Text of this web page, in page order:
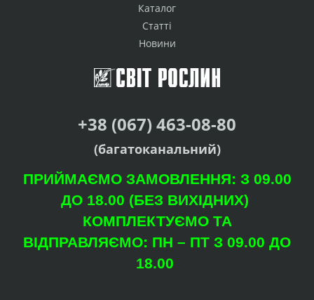
Каталог
Статті
Новини
+38 (067) 463-08-80
(багатоканальний)
ПРИЙМАЄМО ЗАМОВЛЕННЯ: З 09.00
ДО 18.00 (БЕЗ ВИХІДНИХ)
КОМПЛЕКТУЄМО ТА
ВІДПРАВЛЯЄМО: ПН – ПТ З 09.00 ДО
18.00